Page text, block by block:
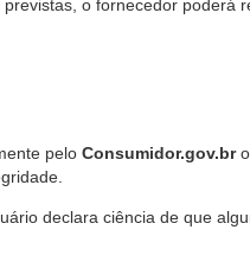
o fornecedor poderá
pelo Consumidor.gov.br
declara ciência de que